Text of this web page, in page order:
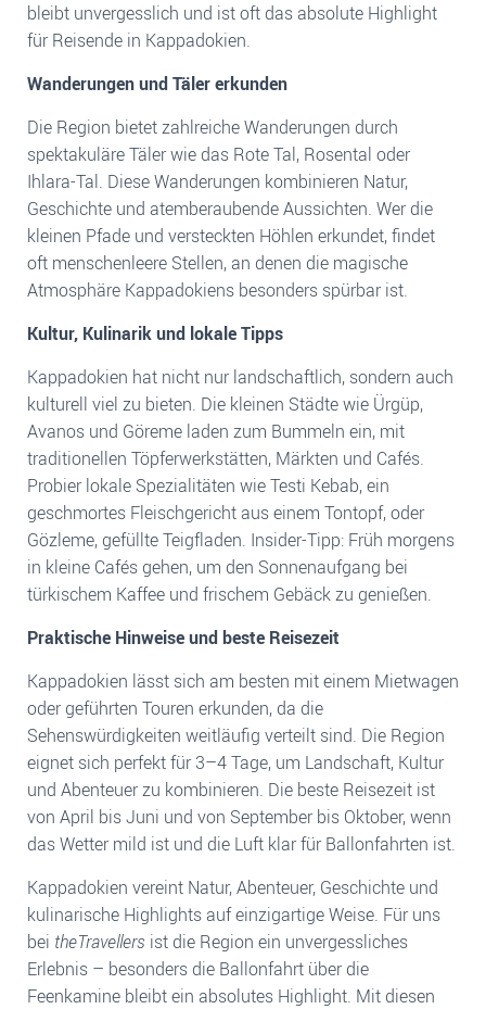
bleibt unvergesslich und ist oft das absolute Highlight
für Reisende in Kappadokien.
Wanderungen und Täler erkunden
Die Region bietet zahlreiche Wanderungen durch
spektakuläre Täler wie das Rote Tal, Rosental oder
Ihlara-Tal. Diese Wanderungen kombinieren Natur,
Geschichte und atemberaubende Aussichten. Wer die
kleinen Pfade und versteckten Höhlen erkundet, findet
oft menschenleere Stellen, an denen die magische
Atmosphäre Kappadokiens besonders spürbar ist.
Kultur, Kulinarik und lokale Tipps
Kappadokien hat nicht nur landschaftlich, sondern auch
kulturell viel zu bieten. Die kleinen Städte wie Ürgüp,
Avanos und Göreme laden zum Bummeln ein, mit
traditionellen Töpferwerkstätten, Märkten und Cafés.
Probier lokale Spezialitäten wie Testi Kebab, ein
geschmortes Fleischgericht aus einem Tontopf, oder
Gözleme, gefüllte Teigfladen. Insider-Tipp: Früh morgens
in kleine Cafés gehen, um den Sonnenaufgang bei
türkischem Kaffee und frischem Gebäck zu genießen.
Praktische Hinweise und beste Reisezeit
Kappadokien lässt sich am besten mit einem Mietwagen
oder geführten Touren erkunden, da die
Sehenswürdigkeiten weitläufig verteilt sind. Die Region
eignet sich perfekt für 3–4 Tage, um Landschaft, Kultur
und Abenteuer zu kombinieren. Die beste Reisezeit ist
von April bis Juni und von September bis Oktober, wenn
das Wetter mild ist und die Luft klar für Ballonfahrten ist.
Kappadokien vereint Natur, Abenteuer, Geschichte und
kulinarische Highlights auf einzigartige Weise. Für uns
bei theTravellers ist die Region ein unvergessliches
Erlebnis – besonders die Ballonfahrt über die
Feenkamine bleibt ein absolutes Highlight. Mit diesen